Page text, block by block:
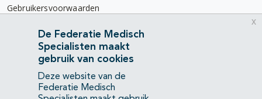
Gebruikersvoorwaarden
Privacyverklaring
Contact
Mercatorlaan 1200
3528 BL Utrecht
De Federatie Medisch
Specialisten maakt
gebruik van cookies
Deze website van de
Federatie Medisch
x